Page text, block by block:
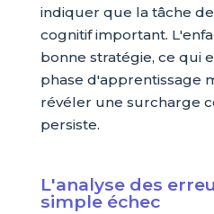
indiquer que la tâche
cognitif important.
bonne stratégie, ce qui
phase d'apprentissage
révéler une surcharge
persiste.
L'analyse des
simple échec